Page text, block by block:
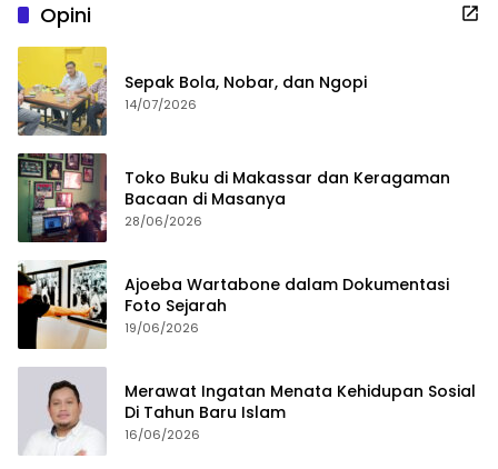
Opini
Sepak Bola, Nobar, dan Ngopi
14/07/2026
Toko Buku di Makassar dan Keragaman
Bacaan di Masanya
28/06/2026
Ajoeba Wartabone dalam Dokumentasi
Foto Sejarah
19/06/2026
Merawat Ingatan Menata Kehidupan Sosial
Di Tahun Baru Islam
16/06/2026